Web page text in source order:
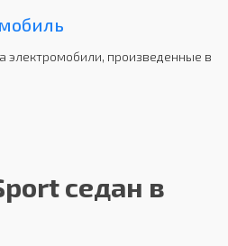
электромобили, произведенные в
седан в